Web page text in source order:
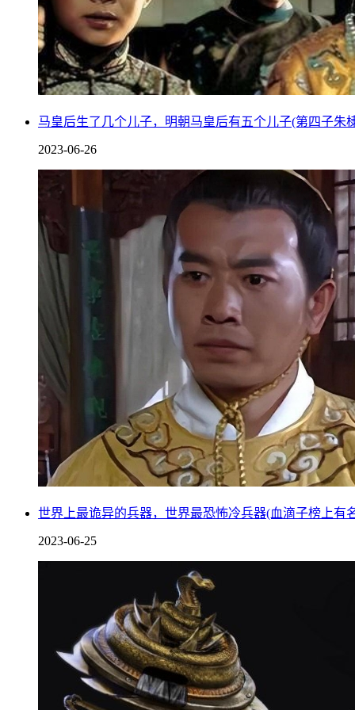
马皇后生了几个儿子，明朝马皇后有五个儿子(第四子朱
2023-06-26
世界上最诡异的兵器，世界最恐怖冷兵器(血滴子榜上有
2023-06-25